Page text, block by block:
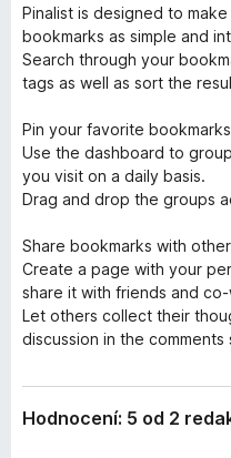
Pinalist is designed to
bookmarks as simple and
Search through your
tags as well as sort the
Pin your favorite bookmarks
Use the dashboard to
you visit on a daily basis.
Drag and drop the groups
Share bookmarks with
Create a page with your
share it with friends and
Let others collect their
discussion in the comments
Hodnocení: 5 od 2